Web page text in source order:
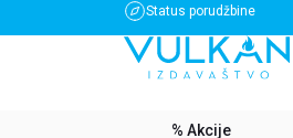
Status porudžbine
BESPLATNA DOSTAVA
% Akcije